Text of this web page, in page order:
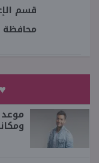
قسم
محافظة